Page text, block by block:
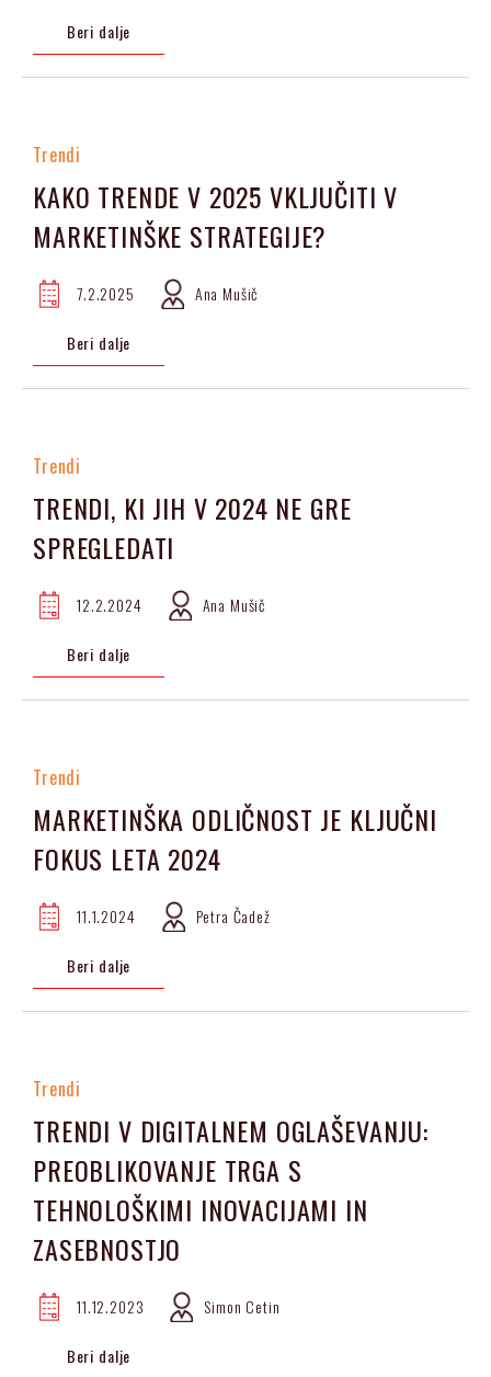
Beri dalje
Trendi
KAKO TRENDE V 2025 VKLJUČITI V
MARKETINŠKE STRATEGIJE?
7.2.2025 Ana Mušič
Beri dalje
Trendi
TRENDI, KI JIH V 2024 NE GRE
SPREGLEDATI
12.2.2024 Ana Mušič
Beri dalje
Trendi
MARKETINŠKA ODLIČNOST JE KLJUČNI
FOKUS LETA 2024
11.1.2024 Petra Čadež
Beri dalje
Trendi
TRENDI V DIGITALNEM OGLAŠEVANJU:
PREOBLIKOVANJE TRGA S
TEHNOLOŠKIMI INOVACIJAMI IN
ZASEBNOSTJO
11.12.2023 Simon Cetin
Beri dalje